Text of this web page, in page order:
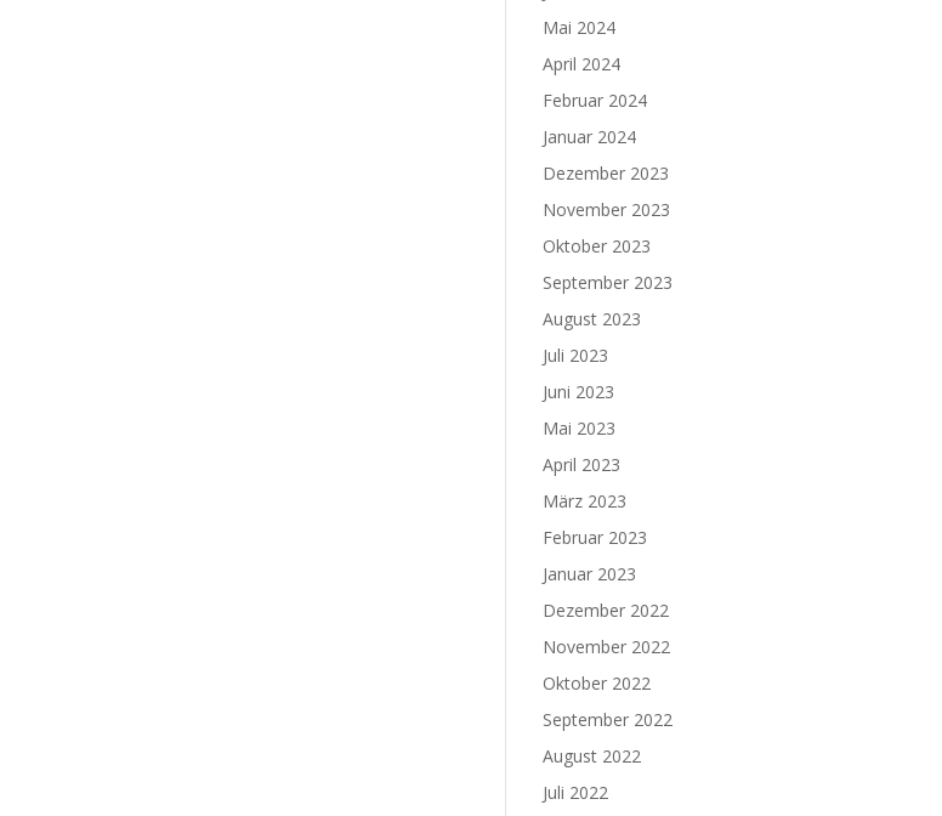
Mai 2024
April 2024
Februar 2024
Januar 2024
Dezember 2023
November 2023
Oktober 2023
September 2023
August 2023
Juli 2023
Juni 2023
Mai 2023
April 2023
März 2023
Februar 2023
Januar 2023
Dezember 2022
November 2022
Oktober 2022
September 2022
August 2022
Juli 2022